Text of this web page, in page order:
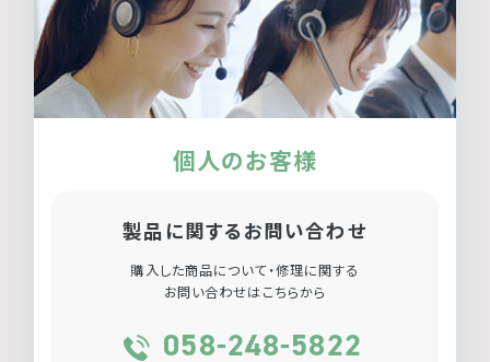
個人のお客様
製品に関するお問い合わせ
購入した商品について・修理に関する
お問い合わせはこちらから
058-248-5822